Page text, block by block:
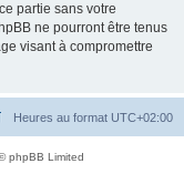
partie sans votre
ne pourront être tenus
visant à compromettre
Heures au format UTC+02:00
phpBB Limited